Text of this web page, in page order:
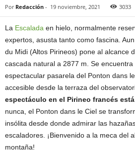
Por Redacción - 19 noviembre, 2021 3033
La Escalada en hielo, normalmente
expertos, asusta tanto como fascina.
du Midi (Altos Pirineos) pone al alcance
cascada natural a 2877 m. Se
espectacular pasarela del Ponton dans
accesible desde la terraza del
espectáculo en el Pirineo francés
nunca, el Ponton dans le Ciel se
insólita desde donde admirar las
escaladores. ¡Bienvenido a la meca del
montaña!